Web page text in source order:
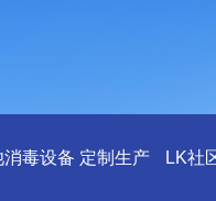
毒设备 定制生产 LK社